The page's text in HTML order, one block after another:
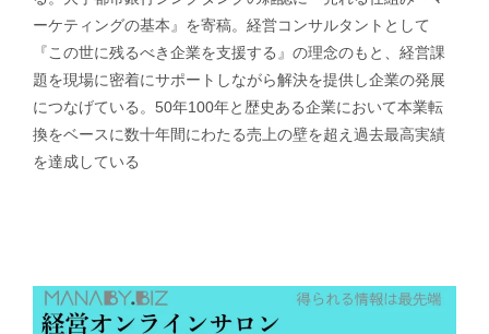
ーケティングの基本』を寄稿。経営コンサルタントとして
『この世に残るべき企業を支援する』の理念のもと、経営課
題を現場に密着にサポートしながら解決を提供し企業の発展
につなげている。50年100年と歴史ある企業において本業転
換をベースに数十年間にわたる売上の壁を超え過去最高実績
を達成している